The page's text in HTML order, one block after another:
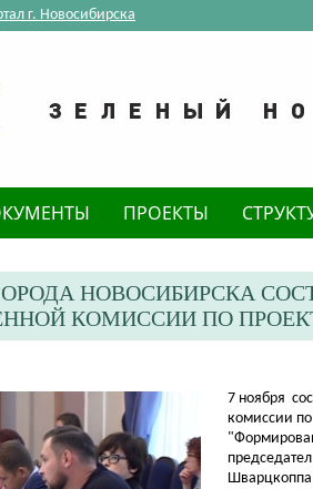
г. Новосибирска
ПРОЕКТЫ
НОВОСИБИРСКА
КОМИССИИ ПО
7 ноября
комиссии по